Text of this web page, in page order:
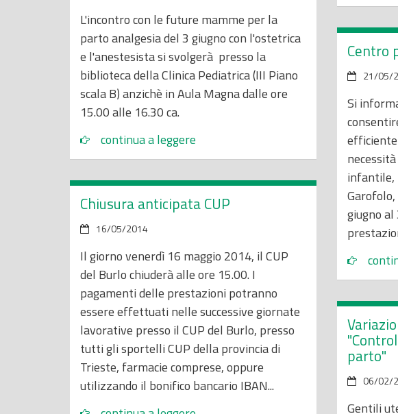
L'incontro con le future mamme per la
parto analgesia del 3 giugno con l'ostetrica
e l'anestesista si svolgerà presso la
biblioteca della Clinica Pediatrica (III Piano
scala B) anzichè in Aula Magna dalle ore
15.00 alle 16.30 ca.
continua a leggere
Centro
21/05/
Si
infantile,
giugno
Chiusura anticipata CUP
16/05/2014
Il giorno venerdì 16 maggio 2014, il CUP
del Burlo chiuderà alle ore 15.00. I
pagamenti delle prestazioni potranno
essere effettuati nelle successive giornate
lavorative presso il CUP del Burlo, presso
tutti gli sportelli CUP della provincia di
Trieste, farmacie comprese, oppure
utilizzando il bonifico bancario IBAN...
parto"
06/02/
Gentili